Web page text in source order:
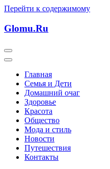
Перейти к содержимому
Glomu.Ru
Главная
Семья и Дети
Домашний очаг
Здоровье
Красота
Общество
Мода и стиль
Новости
Путешествия
Контакты